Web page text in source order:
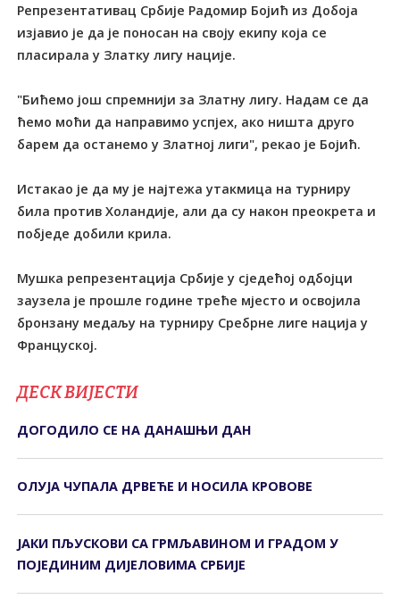
Репрезентативац Србије Радомир Бојић из Добоја
изјавио је да је поносан на своју екипу која се
пласирала у Златку лигу нације.
"Бићемо још спремнији за Златну лигу. Надам се да
ћемо моћи да направимо успјех, ако ништа друго
барем да останемо у Златној лиги", рекао је Бојић.
Истакао је да му је најтежа утакмица на турниру
била против Холандије, али да су након преокрета и
побједе добили крила.
Мушка репрезентација Србије у сједећој одбојци
заузела је прошле године треће мјесто и освојила
бронзану медаљу на турниру Сребрне лиге нација у
Француској.
ДЕСК ВИЈЕСТИ
ДОГОДИЛО СЕ НА ДАНАШЊИ ДАН
ОЛУЈА ЧУПАЛА ДРВЕЋЕ И НОСИЛА КРОВОВЕ
ЈАКИ ПЉУСКОВИ СА ГРМЉАВИНОМ И ГРАДОМ У
ПОЈЕДИНИМ ДИЈЕЛОВИМА СРБИЈЕ